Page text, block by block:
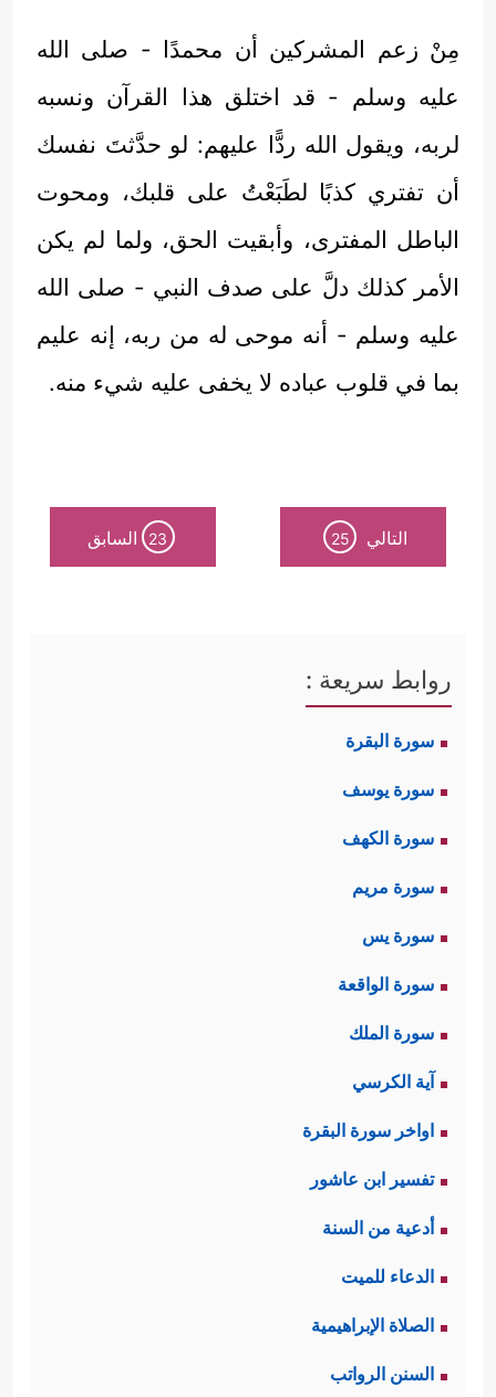
مِنْ زعم المشركين أن محمدًا - صلى الله
عليه وسلم - قد اختلق هذا القرآن ونسبه
لربه، ويقول الله ردًّا عليهم: لو حدَّثتَ نفسك
أن تفتري كذبًا لطَبَعْتُ على قلبك، ومحوت
الباطل المفترى، وأبقيت الحق، ولما لم يكن
الأمر كذلك دلَّ على صدف النبي - صلى الله
عليه وسلم - أنه موحى له من ربه، إنه عليم
بما في قلوب عباده لا يخفى عليه شيء منه.
التالي 25
23 السابق
روابط سريعة :
سورة البقرة
سورة يوسف
سورة الكهف
سورة مريم
سورة يس
سورة الواقعة
سورة الملك
آية الكرسي
اواخر سورة البقرة
تفسير ابن عاشور
أدعية من السنة
الدعاء للميت
الصلاة الإبراهيمية
السنن الرواتب